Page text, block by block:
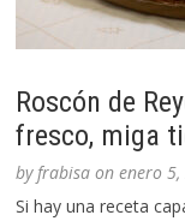
Roscón de
fresco, miga
byfrabisa onenero
Si hay una receta